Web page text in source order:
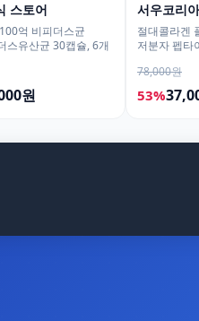
스토어
억 비피더스균
스유산균 30캡슐, 6개
원
서우코리아
절대콜라겐
저분자 펩타
78,000원
53%